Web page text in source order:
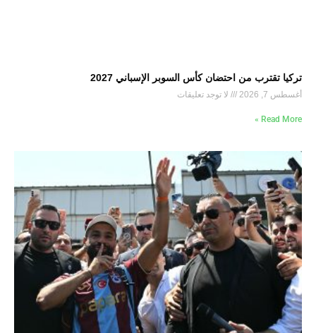
تركيا تقترب من احتضان كأس السوبر الإسباني 2027
أغسطس 7, 2026 لا توجد تعليقات
Read More »